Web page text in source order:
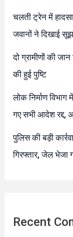
चलती ट्रेन में
जवानों ने दिखाई
दो ग्रामीणों की
की हुई पुष्टि
लोक निर्माण
गए सभी आदेश रद्द,
पुलिस की बड़ी
गिरफ्तार, जेल भेजा
Recent